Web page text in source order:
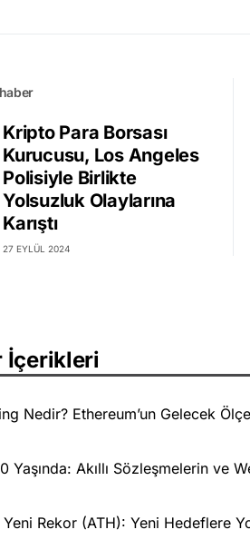
Kripto Para Borsası
Kurucusu, Los Angeles
Polisiyle Birlikte
Yolsuzluk Olaylarına
Karıştı
27 EYLÜL 2024
İçerikleri
Nedir? Ethereum’un Gelecek
Yaşında: Akıllı Sözleşmelerin ve
Yeni Rekor (ATH): Yeni Hedeflere